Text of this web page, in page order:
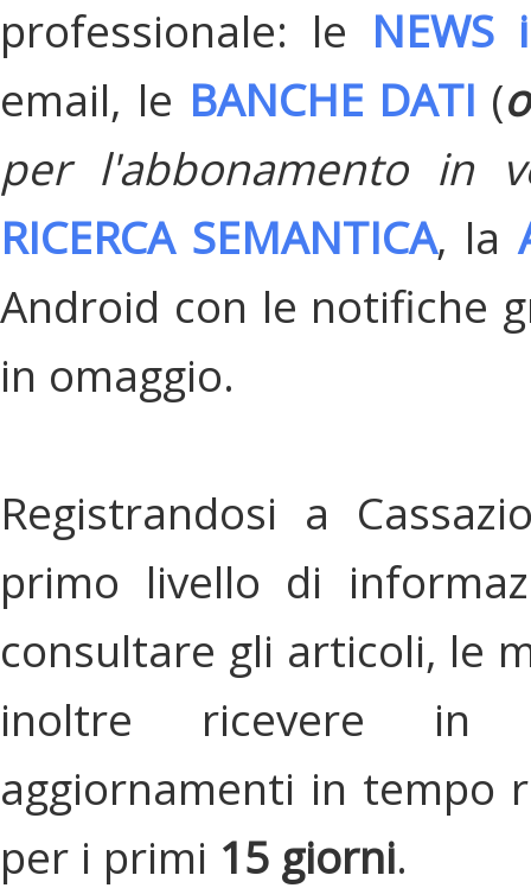
professionale: le
email, le BANCHE DATI (
per l'abbonamento in
RICERCA SEMANTICA, la
Android con le notifiche
in omaggio.
Registrandosi a
primo livello di
consultare gli articoli, le
inoltre ricevere in
aggiornamenti in tempo
per i primi 15 giorni.